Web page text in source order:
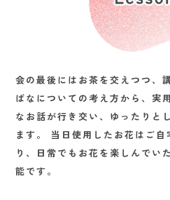
会の最後にはお茶を交えつつ、
ばなについての考え方から、実
なお話が行き交い、ゆったりと
ます。
当日使用したお花はご
り、日常でもお花を楽しんでい
能です。